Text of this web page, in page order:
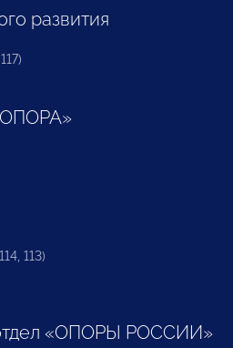
развития
113)
«ОПОРЫ РОССИИ»